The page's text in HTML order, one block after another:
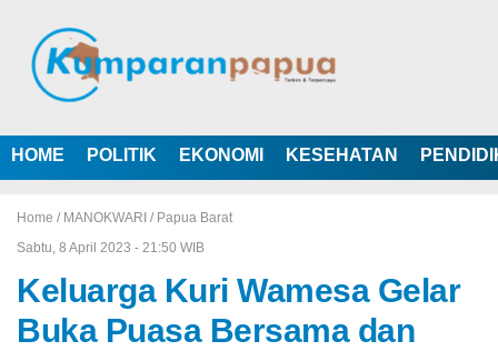
HOME POLITIK EKONOMI KESEHATAN
Home / MANOKWARI / Papua Barat
Sabtu, 8 April 2023 - 21:50 WIB
Keluarga Kuri Wamesa Gelar
Buka Puasa Bersama dan